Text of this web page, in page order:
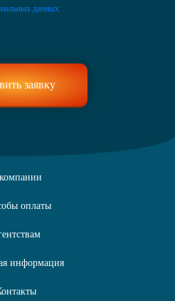
данных
оплаты
информация